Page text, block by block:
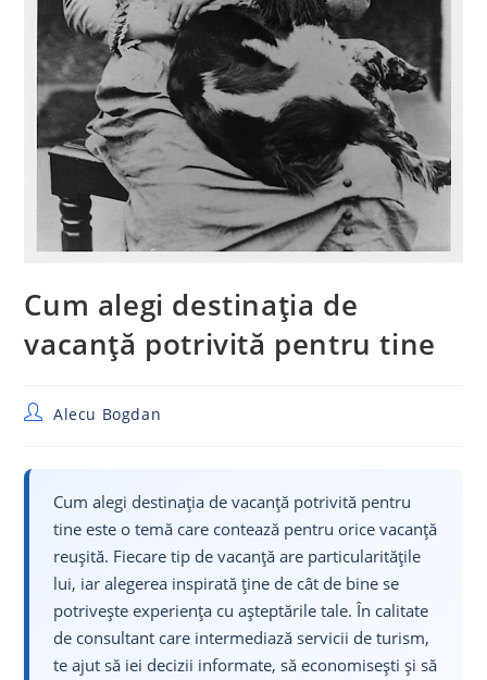
Cum alegi destinația de
vacanță potrivită pentru tine
PostAlecu Bogdan
Cum alegi destinația de vacanță potrivită pentru
tine este o temă care contează pentru orice vacanță
reușită. Fiecare tip de vacanță are particularitățile
lui, iar alegerea inspirată ține de cât de bine se
potrivește experiența cu așteptările tale. În calitate
de consultant care intermediază servicii de turism,
te ajut să iei decizii informate, să economisești și să